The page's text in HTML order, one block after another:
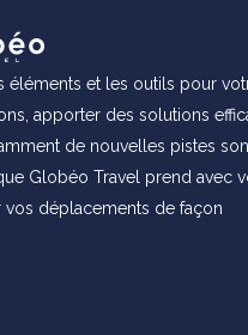
éléments et les outils pour
apporter des solutions
de nouvelles pistes
Globéo Travel prend avec
vos déplacements de façon